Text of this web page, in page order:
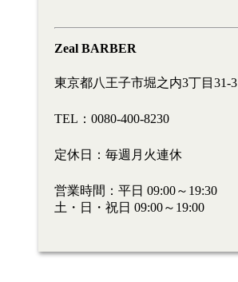
Zeal BARBER
東京都八王子市堀之内3丁目31-3
TEL：0080-400-8230
定休日：毎週月火連休
営業時間：平日 09:00～19:30
土・日・祝日 09:00～19:00